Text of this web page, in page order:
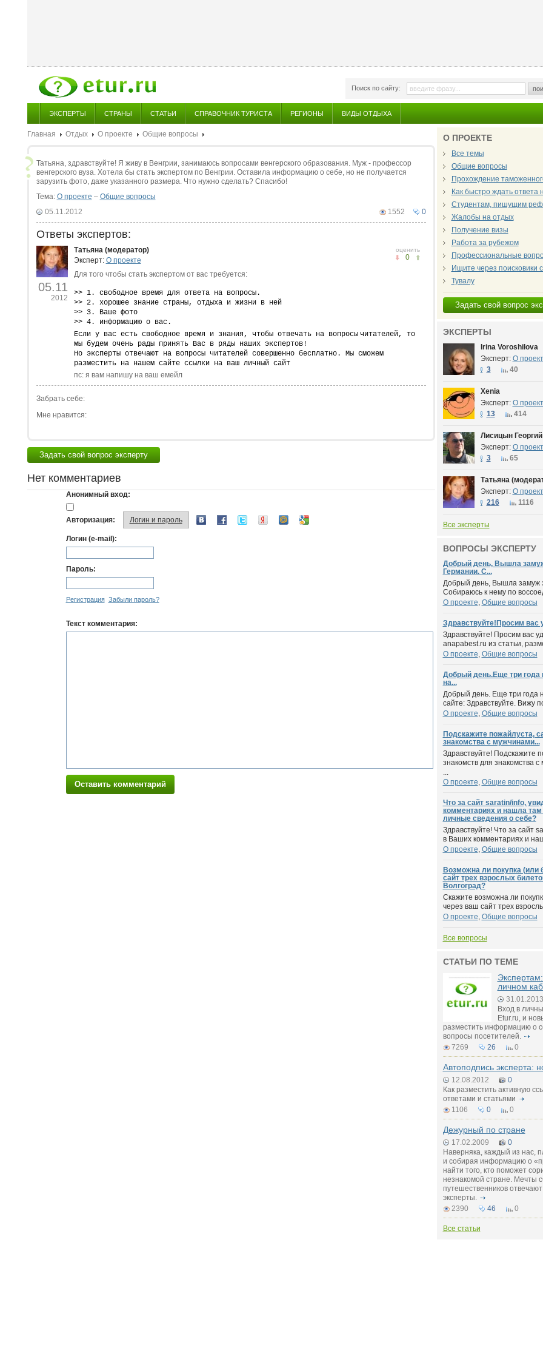
Поиск по сайту:
ЭКСПЕРТЫ СТРАНЫ СТАТЬИ СПРАВОЧНИК ТУРИСТА РЕГИОНЫ ВИДЫ ОТДЫХА
Главная Отдых О проекте Общие вопросы
Татьяна, здравствуйте! Я живу в Венгрии, занимаюсь вопросами венгерского образования. Муж - профессор
венгерского вуза. Хотела бы стать экспертом по Венгрии. Оставила информацию о себе, но не получается
зарузить фото, даже указанного размера. Что нужно сделать? Спасибо!
Тема: О проекте – Общие вопросы
0
1552
05.11.2012
Ответы экспертов:
05.11
2012
оценить
0
Татьяна (модератор)
Эксперт: О проекте
Для того чтобы стать экспертом от вас требуется:
>> 1. свободное время для ответа на вопросы.
>> 2. хорошее знание страны, отдыха и жизни в ней
>> 3. Ваше фото
>> 4. информацию о вас.
Если у вас есть свободное время и знания, чтобы отвечать на вопросы читателей, то
мы будем очень рады принять Вас в ряды наших экспертов!
Но эксперты отвечают на вопросы читателей совершенно бесплатно. Мы сможем
разместить на нашем сайтессылки на ваш личный сайт
пс: я вам напишу на ваш емейл
Забрать себе:
Мне нравится:
Задать свой вопрос эксперту
Нет комментариев
Анонимный вход:
Авторизация: Логин и пароль
Логин (e-mail):
Пароль:
Регистрация Забыли пароль?
Текст комментария:
Оставить комментарий
О ПРОЕКТЕ
Все темы
Общие вопросы
Прохождение
Как быстро ждать ответа
Студентам, пишущим
Жалобы на отдых
Получение визы
Работа за рубежом
Профессиональные
Ищите через поисковики
Тувалу
Задать свой вопрос
ЭКСПЕРТЫ
Irina Voroshilova
Эксперт: О
3
40
Xenia
Эксперт: О
13
414
Лисицын Георгий
Эксперт: О
3
65
Татьяна
Эксперт: О
216
1116
Все эксперты
ВОПРОСЫ ЭКСПЕРТУ
Добрый день, Вышла
Германии. С...
Добрый день, Вышла замуж
Собираюсь к нему по
О проекте, Общие вопросы
Здравствуйте!Просим вас
Здравствуйте! Просим вас
anapabest.ru из статьи,
О проекте, Общие вопросы
Добрый день.Еще три года
на...
Добрый день. Еще три года
сайте: Здравствуйте. Вижу
О проекте, Общие вопросы
Подскажите пожайлуста,
знакомства с мужчинами...
Здравствуйте! Подскажите
знакомств для знакомства
...
О проекте, Общие вопросы
Что за сайт saratin/info,
комментариях и нашла там
личные сведения о себе?
Здравствуйте! Что за сайт
в Ваших комментариях и
О проекте, Общие вопросы
Возможна ли покупка (или
сайт трех взрослых
Волгоград?
Скажите возможна ли
через ваш сайт трех
О проекте, Общие вопросы
Все вопросы
СТАТЬИ ПО ТЕМЕ
личном
31.01.2013
Вход в
Etur.ru, и
разместить информацию о
вопросы посетителей.
7269
26 0
Автоподпись эксперта:
12.08.2012
0
Как разместить активную
ответами и статьями
1106
0 0
Дежурный по стране
17.02.2009
0
Наверняка, каждый из нас,
и собирая информацию о
найти того, кто поможет
незнакомой стране. Мечты
путешественников
эксперты.
2390
46 0
Все статьи